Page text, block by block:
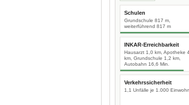
Schulen
Grundschule 817 m,
weiterführend 817 m
INKAR-Erreichbarkeit
Hausarzt 1,0 km, Apotheke
km, Grundschule 1,2 km,
Autobahn 16,6 Min.
Verkehrssicherheit
1,1 Unfälle je 1.000